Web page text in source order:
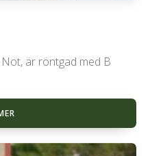
Not, är röntgad med B